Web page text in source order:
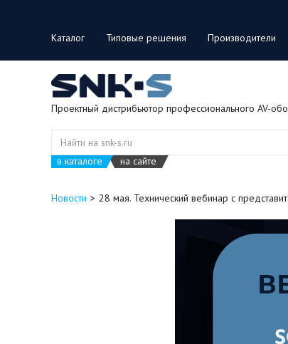
Каталог Типовые решения Производители
Проектный дистрибьютор профессионального AV-
в каталоге на сайте
Новости 28 мая. Технический вебинар с